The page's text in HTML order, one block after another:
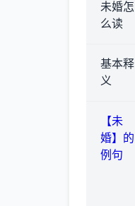
未婚怎
么读
基本释
义
【未
婚】的
例句